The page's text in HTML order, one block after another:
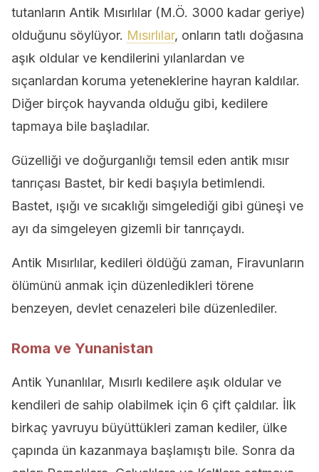
tutanların Antik Mısırlılar (M.Ö. 3000 kadar geriye)
olduğunu söylüyor. Mısırlılar, onların tatlı doğasına
aşık oldular ve kendilerini yılanlardan ve
sıçanlardan koruma yeteneklerine hayran kaldılar.
Diğer birçok hayvanda olduğu gibi, kedilere
tapmaya bile başladılar.
Güzelliği ve doğurganlığı temsil eden antik mısır
tanrıçası Bastet, bir kedi başıyla betimlendi.
Bastet, ışığı ve sıcaklığı simgelediği gibi güneşi ve
ayı da simgeleyen gizemli bir tanrıçaydı.
Antik Mısırlılar, kedileri öldüğü zaman, Firavunların
ölümünü anmak için düzenledikleri törene
benzeyen, devlet cenazeleri bile düzenlediler.
Roma ve Yunanistan
Antik Yunanlılar, Mısırlı kedilere aşık oldular ve
kendileri de sahip olabilmek için 6 çift çaldılar. İlk
birkaç yavruyu büyüttükleri zaman kediler, ülke
çapında ün kazanmaya başlamıştı bile. Sonra da